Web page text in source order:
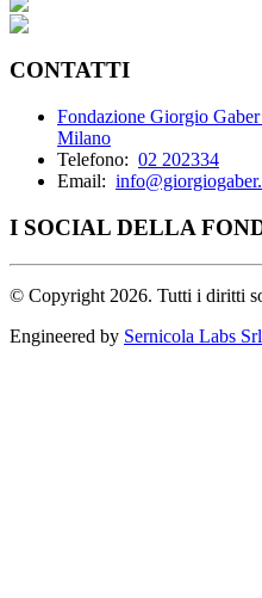
CONTATTI
Fondazione Giorgio
Milano
Telefono: 02 202334
Email:
I SOCIAL DELLA
© Copyright 2026. Tutti i diritti
Engineered by Sernicola Labs Srl